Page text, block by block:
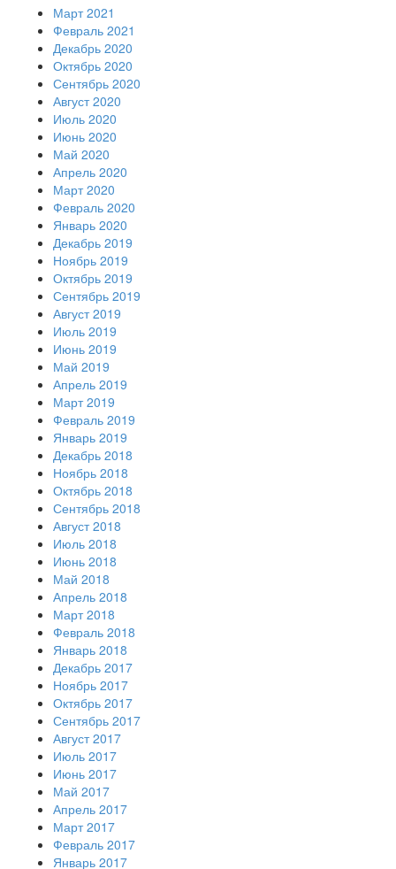
Март 2021
Февраль 2021
Декабрь 2020
Октябрь 2020
Сентябрь 2020
Август 2020
Июль 2020
Июнь 2020
Май 2020
Апрель 2020
Март 2020
Февраль 2020
Январь 2020
Декабрь 2019
Ноябрь 2019
Октябрь 2019
Сентябрь 2019
Август 2019
Июль 2019
Июнь 2019
Май 2019
Апрель 2019
Март 2019
Февраль 2019
Январь 2019
Декабрь 2018
Ноябрь 2018
Октябрь 2018
Сентябрь 2018
Август 2018
Июль 2018
Июнь 2018
Май 2018
Апрель 2018
Март 2018
Февраль 2018
Январь 2018
Декабрь 2017
Ноябрь 2017
Октябрь 2017
Сентябрь 2017
Август 2017
Июль 2017
Июнь 2017
Май 2017
Апрель 2017
Март 2017
Февраль 2017
Январь 2017